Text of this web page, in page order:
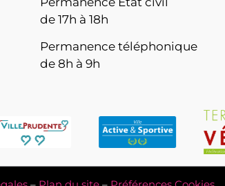
de 17h à 18h
Permanence téléphonique
de 8h à 9h